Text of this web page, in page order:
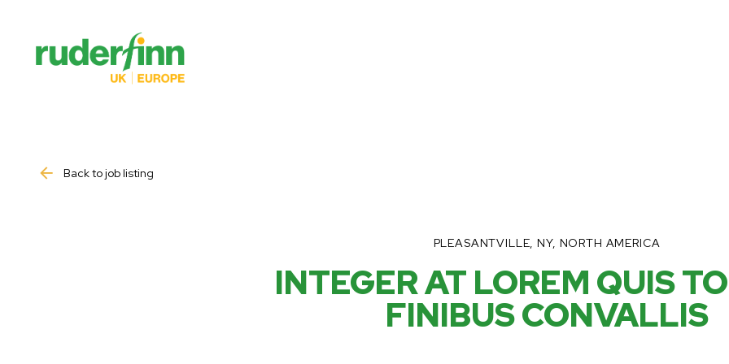
Back to job listing
PLEASANTVILLE, NY, NORTH AMERICA
INTEGER AT LOREM QUIS
FINIBUS CONVALLIS